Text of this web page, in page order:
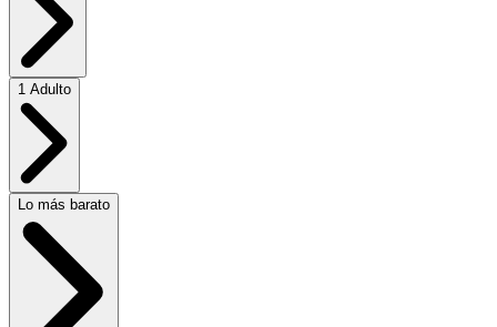
1 Adulto
Lo más barato